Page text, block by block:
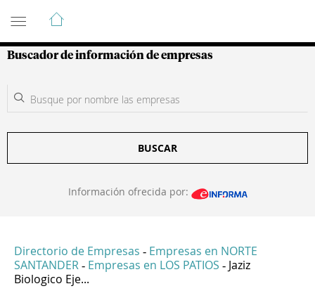
Guía de Empresas Colombianas
Buscador de información de empresas
BUSCAR
Información ofrecida por:
Directorio de Empresas - Empresas en NORTE
SANTANDER - Empresas en LOS PATIOS - Jaziz
Biologico Eje...